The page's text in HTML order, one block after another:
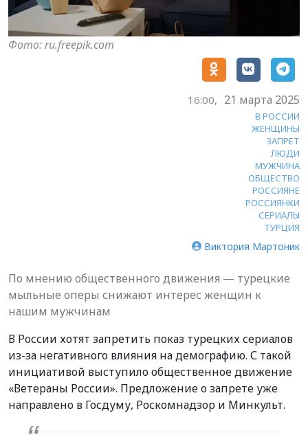
Фото: ru.freepik.com
16:00, 21 марта 2025
В РОССИИ
ЖЕНЩИНЫ
ЗАПРЕТ
ЛЮДИ
МУЖЧИНА
ОБЩЕСТВО
РОССИЯНЕ
РОССИЯНКИ
СЕРИАЛЫ
ТУРЦИЯ
Виктория Мартоник
По мнению общественного движения — турецкие
мыльные оперы снижают интерес женщин к
нашим мужчинам
В России хотят запретить показ турецких сериалов
из-за негативного влияния на демографию. С такой
инициативой выступило общественное движение
«Ветераны России». Предложение о запрете уже
направлено в Госдуму, Роскомнадзор и Минкульт.